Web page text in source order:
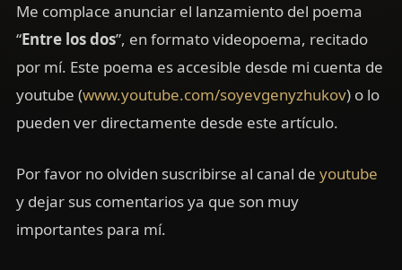
Me complace anunciar el lanzamiento del poema
“Entre los dos”, en formato videopoema, recitado
por mí. Este poema es accesible desde mi cuenta de
youtube (www.youtube.com/soyevgenyzhukov) o lo
pueden ver directamente desde este artículo.
Por favor no olviden suscribirse al canal de youtube
y dejar sus comentarios ya que son muy
importantes para mí.